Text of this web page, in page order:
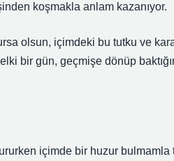
koşmakla anlam kazanıyor.
olsun, içimdeki bu tutku ve
bir gün, geçmişe dönüp
içimde bir huzur bulmamla